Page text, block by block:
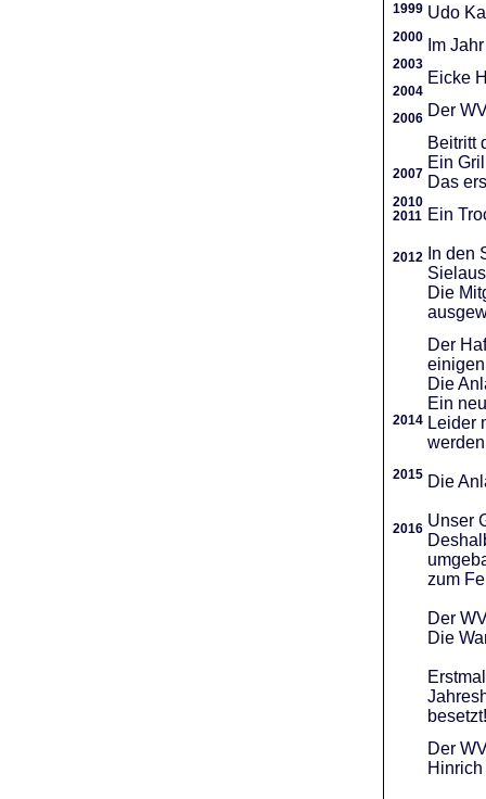
1999
2000
2003
2004
2006
2007
2010
2011
2012
2014
2015
2016
Udo
Im
Eicke
Der
Beitritt
Ein
Das
Ein
In den
Die
Der
Die
Ein
Leider
Die
Unser
zum
Der
Die
besetzt!
Der